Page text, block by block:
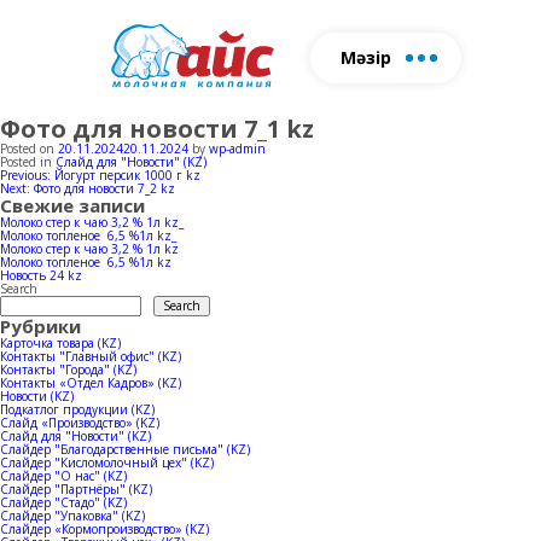
Мәзір
Пішінді толтырыңыз, біз сізге
хабарласамыз
Біз туралы Өнім Ферма
Фото для новости 7_1 kz
Posted on 20.11.202420.11.2024 by wp-admin
Posted in Слайд для "Новости" (KZ)
Post
navigation
Previous: Йогурт персик 1000 г kz
Next: Фото для новости 7_2 kz
Свежие записи
Молоко стер к чаю 3,2 % 1л kz_
Молоко топленое 6,5 %1л kz_
Молоко стер к чаю 3,2 % 1л kz
Молоко топленое 6,5 %1л kz
Новость 24 kz
Search
Search
Рубрики
Карточка товара (KZ)
Контакты "Главный офис" (KZ)
Контакты "Города" (KZ)
Контакты «Отдел Кадров» (KZ)
Новости (KZ)
Подкатлог продукции (KZ)
Слайд «Производство» (KZ)
Слайд для "Новости" (KZ)
Слайдер "Благодарственные письма" (KZ)
Слайдер "Кисломолочный цех" (KZ)
Слайдер "О нас" (KZ)
Слайдер "Партнёры" (KZ)
Слайдер "Стадо" (KZ)
Слайдер "Упаковка" (KZ)
Слайдер «Кормопроизводство» (KZ)